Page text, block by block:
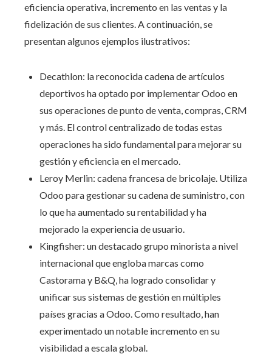
eficiencia operativa, incremento en las ventas y la
fidelización de sus clientes. A continuación, se
presentan algunos ejemplos ilustrativos:
Decathlon: la reconocida cadena de artículos
deportivos ha optado por implementar Odoo en
sus operaciones de punto de venta, compras, CRM
y más. El control centralizado de todas estas
operaciones ha sido fundamental para mejorar su
gestión y eficiencia en el mercado.
Leroy Merlin: cadena francesa de bricolaje. Utiliza
Odoo para gestionar su cadena de suministro, con
lo que ha aumentado su rentabilidad y ha
mejorado la experiencia de usuario.
Kingfisher: un destacado grupo minorista a nivel
internacional que engloba marcas como
Castorama y B&Q, ha logrado consolidar y
unificar sus sistemas de gestión en múltiples
países gracias a Odoo. Como resultado, han
experimentado un notable incremento en su
visibilidad a escala global.